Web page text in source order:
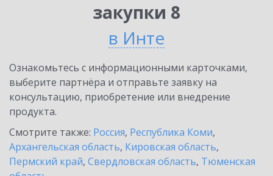
закупки 8
в Инте
Ознакомьтесь с информационными карточками,
выберите партнёра и отправьте заявку на
консультацию, приобретение или внедрение
продукта.
Смотрите также: Россия, Республика Коми,
Архангельская область, Кировская область,
Пермский край, Свердловская область, Тюменская